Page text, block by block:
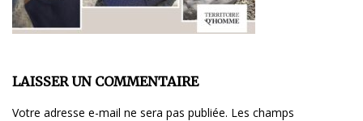
LAISSER UN COMMENTAIRE
Votre adresse e-mail ne sera pas publiée. Les champs